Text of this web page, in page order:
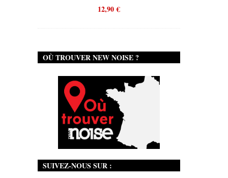
12,90€
OÙ TROUVER NEW NOISE ?
SUIVEZ-NOUS SUR :